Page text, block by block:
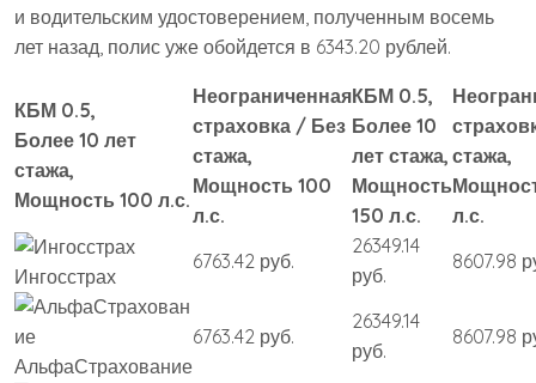
и водительским удостоверением, полученным восемь
лет назад, полис уже обойдется в 6343.20 рублей.
КБМ 0.5,
Более 10 лет
стажа,
Мощность 100 л.с.
Неограниченная
страховка / Без
стажа,
Мощность 100
л.с.
КБМ 0.5,
Более 10
лет стажа,
Мощность
150 л.с.
стажа,
л.с.
Ингосстрах
6763.42 руб.
26349.14
руб.
8607.98
АльфаСтрахование
6763.42 руб.
26349.14
руб.
8607.98